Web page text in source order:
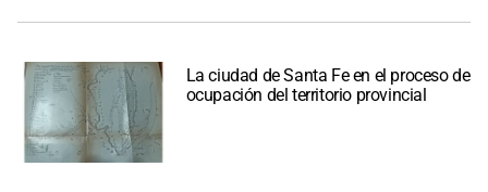
La ciudad de Santa Fe en el proceso de
ocupación del territorio provincial